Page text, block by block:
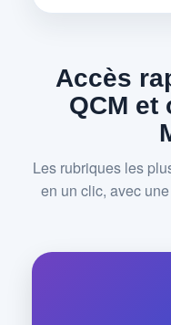
Accès
QCM et
Les rubriques les
en un clic, avec